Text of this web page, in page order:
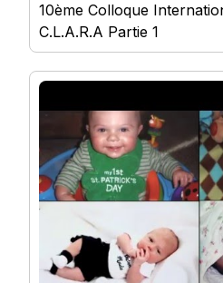
10ème Colloque
C.L.A.R.A Partie 1